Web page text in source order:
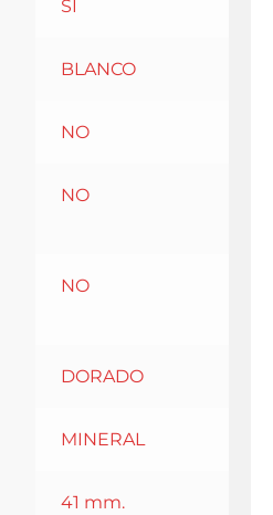
SI
BLANCO
NO
NO
NO
DORADO
MINERAL
41 mm.